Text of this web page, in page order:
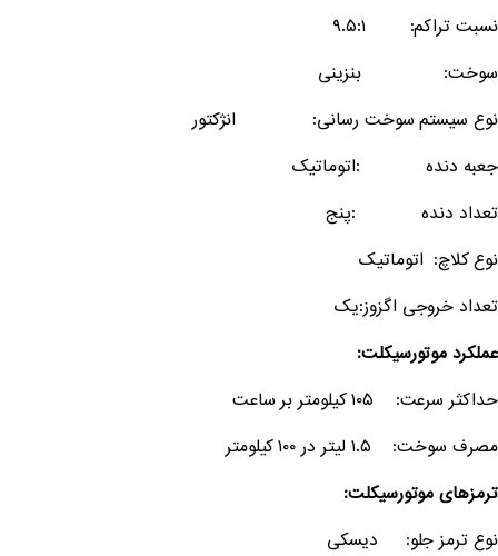
نسبت تراکم: ۹.۵:۱
سوخت: بنزینی
نوع سیستم سوخت رسانی: انژکتور
جعبه دنده :اتوماتیک
تعداد دنده :پنج
نوع کلاچ: اتوماتیک
تعداد خروجی اگزوز:یک
عملکرد موتورسیکلت:
حداکثر سرعت: ۱۰۵ کیلومتر بر ساعت
مصرف سوخت: ۱.۵ لیتر در ۱۰۰ کیلومتر
ترمزهای موتورسیکلت:
نوع ترمز جلو: دیسکی